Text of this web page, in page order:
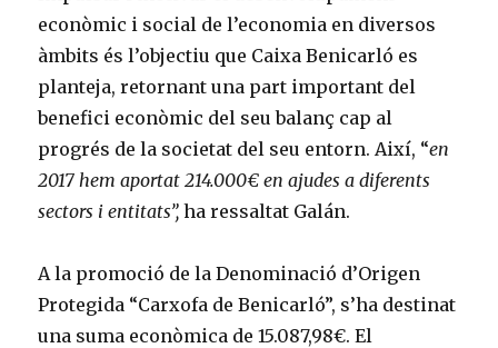
econòmic i social de l’economia en diversos
àmbits és l’objectiu que Caixa Benicarló es
planteja, retornant una part important del
benefici econòmic del seu balanç cap al
progrés de la societat del seu entorn. Així, “en
2017 hem aportat 214.000€ en ajudes a diferents
sectors i entitats”,ha ressaltat Galán.
A la promoció de la Denominació d’Origen
Protegida “Carxofa de Benicarló”, s’ha destinat
una suma econòmica de 15.087,98€. El